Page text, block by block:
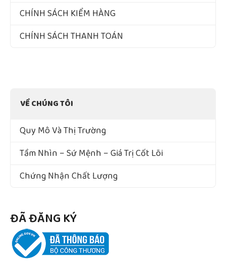
CHÍNH SÁCH KIỂM HÀNG
CHÍNH SÁCH THANH TOÁN
VỀ CHÚNG TÔI
Quy Mô Và Thị Trường
Tầm Nhìn – Sứ Mệnh – Giá Trị Cốt Lõi
Chứng Nhận Chất Lượng
ĐÃ ĐĂNG KÝ